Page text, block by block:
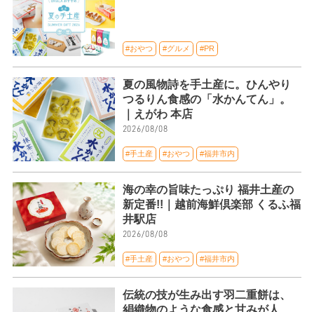
#おやつ #グルメ #PR
夏の風物詩を手土産に。ひんやり
つるりん食感の「水かんてん」。
｜えがわ 本店
2026/08/08
#手土産 #おやつ #福井市内
海の幸の旨味たっぷり 福井土産の
新定番!!｜越前海鮮倶楽部 くるふ福
井駅店
2026/08/08
#手土産 #おやつ #福井市内
伝統の技が生み出す羽二重餅は、